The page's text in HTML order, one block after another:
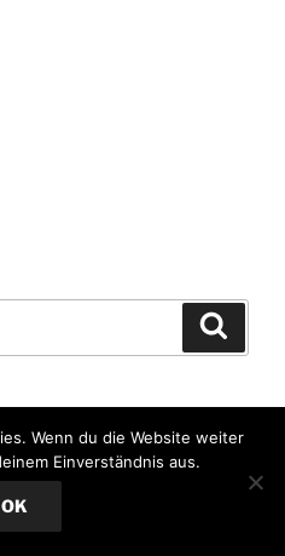
Wenn du die Website weiter
Einverständnis aus.
OK